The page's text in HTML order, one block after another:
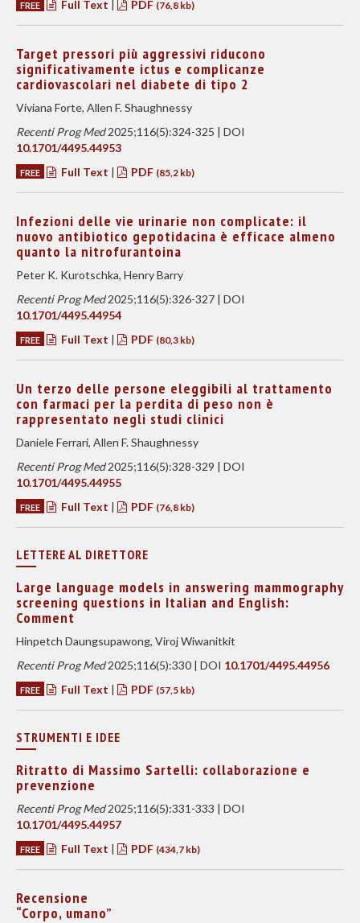
FREE Full Text PDF (76,8 kb)
Target pressori più aggressivi riducono
significativamente ictus e complicanze
cardiovascolari nel diabete di tipo 2
Viviana Forte, Allen F. Shaughnessy
Recenti Prog Med2025;116(5):324-325 | DOI
10.1701/4495.44953
FREE Full Text | PDF (85,2 kb)
Infezioni delle vie urinarie non complicate: il
nuovo antibiotico gepotidacina è efficace almeno
quanto la nitrofurantoina
Peter K. Kurotschka, Henry Barry
Recenti Prog Med2025;116(5):326-327 | DOI
10.1701/4495.44954
FREE Full Text | PDF (80,3 kb)
Un terzo delle persone eleggibili al trattamento
con farmaci per la perdita di peso non è
rappresentato negli studi clinici
Daniele Ferrari, Allen F. Shaughnessy
Recenti Prog Med2025;116(5):328-329 | DOI
10.1701/4495.44955
FREE Full Text | PDF (76,8 kb)
LETTERE AL DIRETTORE
Large language models in answering mammography
screening questions in Italian and English:
Comment
Hinpetch Daungsupawong, Viroj Wiwanitkit
Recenti Prog Med2025;116(5):330 | DOI 10.1701/4495.44956
FREE Full Text | PDF (57,5 kb)
STRUMENTI E IDEE
Ritratto di Massimo Sartelli: collaborazione e
prevenzione
Recenti Prog Med2025;116(5):331-333 | DOI
10.1701/4495.44957
FREE Full Text | PDF (434,7 kb)
Recensione
“Corpo, umano”